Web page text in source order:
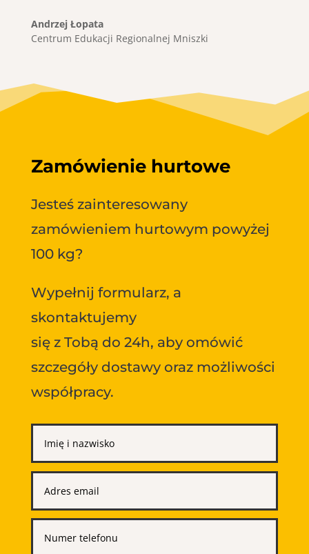
Andrzej Łopata
Centrum Edukacji Regionalnej Mniszki
Zamówienie hurtowe
Jesteś zainteresowany
zamówieniem hurtowym powyżej
100 kg?
Wypełnij formularz, a
skontaktujemy
się z Tobą do 24h, aby omówić
szczegóły dostawy oraz możliwości
współpracy.